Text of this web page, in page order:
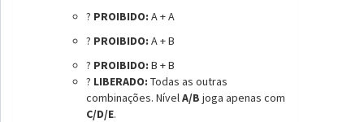
? PROIBIDO: A + A
? PROIBIDO: A + B
? PROIBIDO: B + B
? LIBERADO: Todas as outras
combinações. NívelA/B joga apenas com
C/D/E.